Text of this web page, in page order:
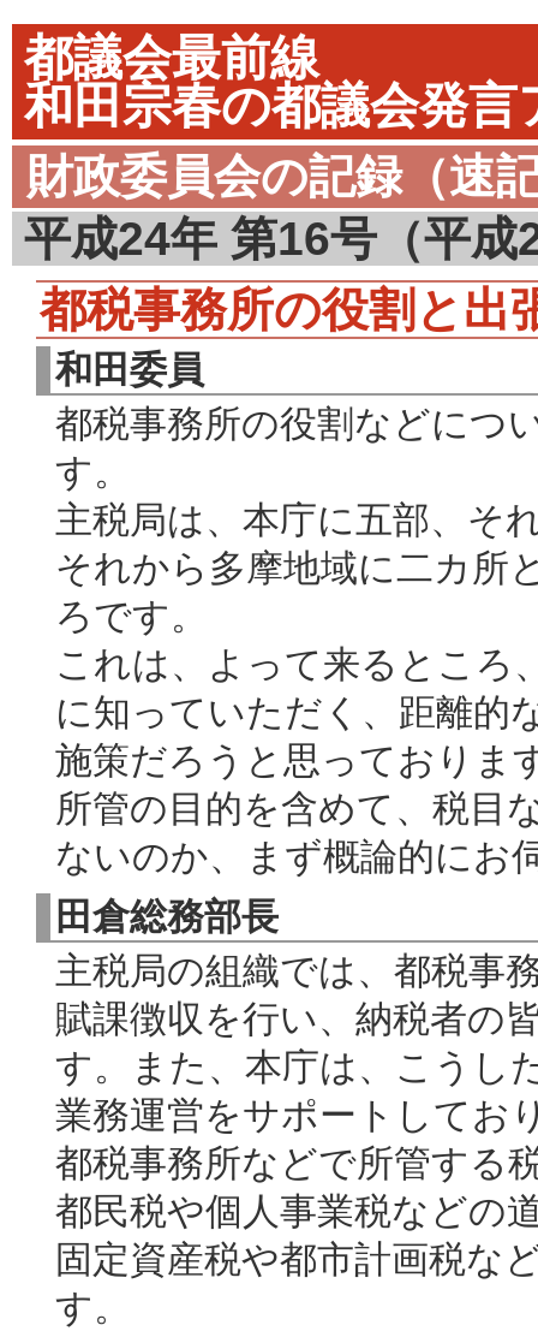
都議会最前線
和田宗春の都議会発言
財政委員会の記録（速
平成24年 第16号（平成
都税事務所の役割と出
和田委員
都税事務所の役割などにつ
す。
主税局は、本庁に五部、そ
それから多摩地域に二カ所
ろです。
これは、よって来るところ
に知っていただく、距離的
施策だろうと思っておりま
所管の目的を含めて、税目
ないのか、まず概論的にお
田倉総務部長
主税局の組織では、都税事
賦課徴収を行い、納税者の
す。また、本庁は、こうし
業務運営をサポートしてお
都税事務所などで所管する
都民税や個人事業税などの
固定資産税や都市計画税な
す。